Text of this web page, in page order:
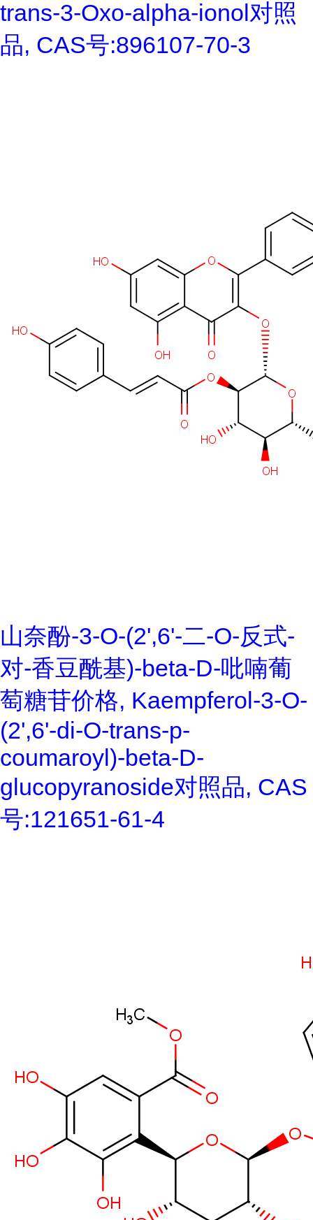
trans-3-Oxo-alpha-ionol对照
品, CAS号:896107-70-3
山奈酚-3-O-(2',6'-二-O-反式-
对-香豆酰基)-beta-D-吡喃葡
萄糖苷价格, Kaempferol-3-O-
(2',6'-di-O-trans-p-
coumaroyl)-beta-D-
glucopyranoside对照品, CAS
号:121651-61-4